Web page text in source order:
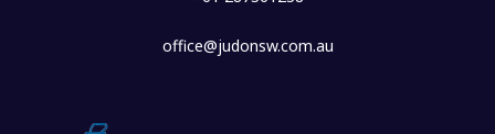
office@judonsw.com.au